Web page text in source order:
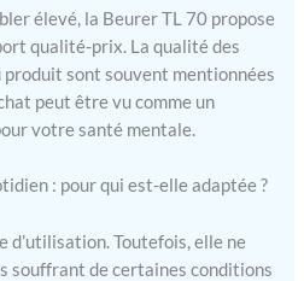
automatiquement. Vous
pouvez également
réduire la luminosité de
la lampe avec 10 niveaux
de luminosité Grâce à la
technologie LED à
dispositif médical
particulièrement
uniforme et est
élevé, la Beurer TL 70 propose
qualité-prix. La qualité des
sont souvent mentionnées
peut être vu comme un
votre santé mentale.
: pour qui est-elle adaptée ?
d’utilisation. Toutefois, elle ne
souffrant de certaines conditions